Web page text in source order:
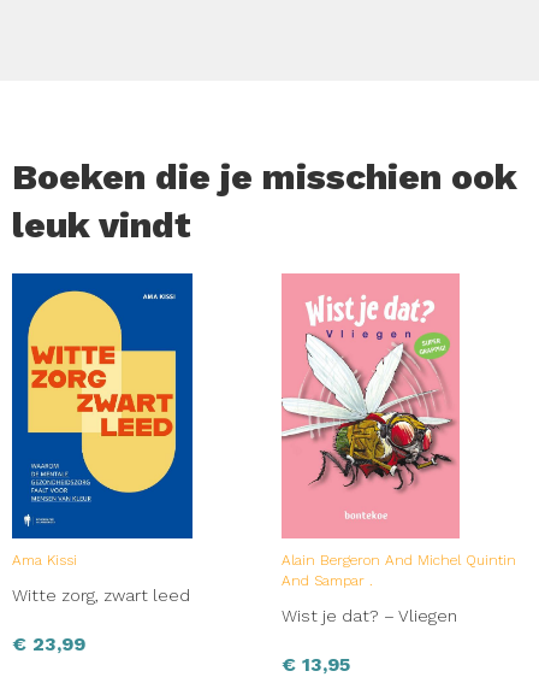
Boeken die je misschien ook
leuk vindt
Ama Kissi
Witte zorg, zwart leed
€ 23,99
Alain Bergeron And Michel Quintin
And Sampar .
Wist je dat? – Vliegen
€ 13,95